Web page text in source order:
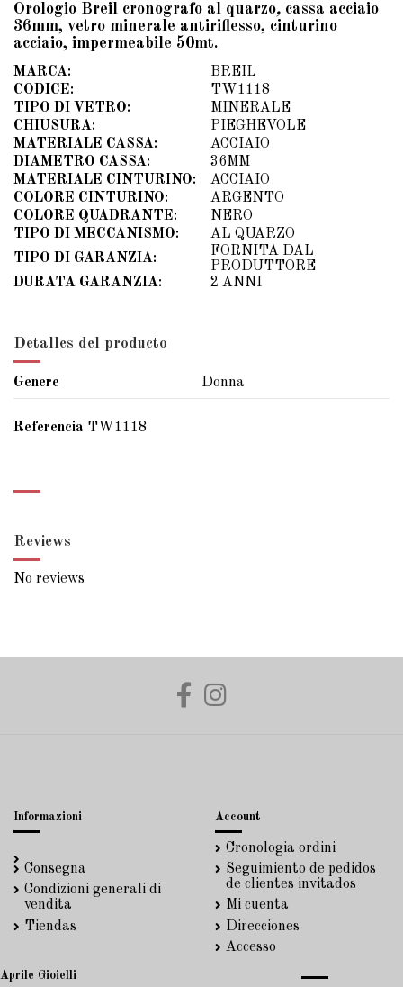
Orologio Breil cronografo al quarzo, cassa acciaio
36mm, vetro minerale antiriflesso, cinturino
acciaio, impermeabile 50mt.
MARCA:
BREIL
CODICE:
TW1118
TIPO DI VETRO:
MINERALE
CHIUSURA:
PIEGHEVOLE
MATERIALE CASSA:
ACCIAIO
DIAMETRO CASSA:
36MM
MATERIALE CINTURINO:
ACCIAIO
COLORE CINTURINO:
ARGENTO
COLORE QUADRANTE:
NERO
TIPO DI MECCANISMO:
AL QUARZO
TIPO DI GARANZIA:
FORNITA DAL
PRODUTTORE
DURATA GARANZIA:
2 ANNI
Detalles del producto
Genere Donna
Referencia TW1118
Reviews
No reviews
Informazioni
Consegna
Condizioni generali di
vendita
Tiendas
Account
Cronologia ordini
Seguimiento de pedidos
de clientes invitados
Mi cuenta
Direcciones
Accesso
Aprile Gioielli